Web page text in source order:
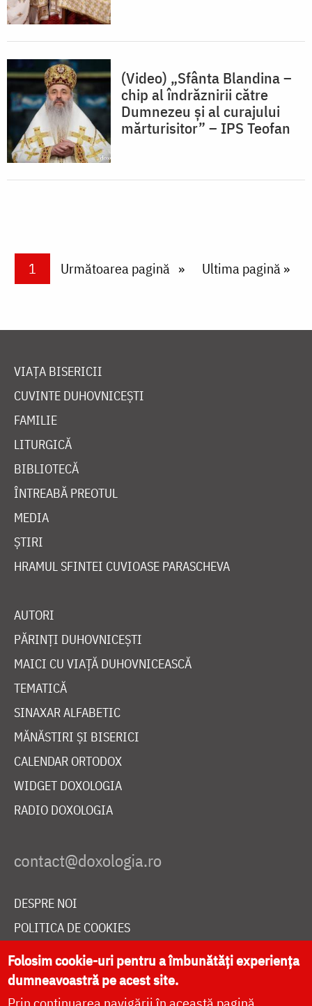
(Video) „Sfânta Blandina –
chip al îndrăznirii către
Dumnezeu și al curajului
mărturisitor” – IPS Teofan
PaginareCurrent page
1 Next page
Următoarea pagină Last page
Ultima pagină »
VIAȚA BISERICII
CUVINTE DUHOVNICEȘTI
FAMILIE
LITURGICĂ
BIBLIOTECĂ
ÎNTREABĂ PREOTUL
MEDIA
ȘTIRI
HRAMUL SFINTEI CUVIOASE PARASCHEVA
AUTORI
PĂRINȚI DUHOVNICEȘTI
MAICI CU VIAȚĂ DUHOVNICEASCĂ
TEMATICĂ
SINAXAR ALFABETIC
MĂNĂSTIRI ȘI BISERICI
CALENDAR ORTODOX
WIDGET DOXOLOGIA
RADIO DOXOLOGIA
DESPRE NOI
POLITICA DE COOKIES
DONEAZĂ ONLINE PENTRU CATEDRALA NAȚIONALĂ
Folosim cookie-uri pentru a îmbunătăți experiența
dumneavoastră pe acest site.